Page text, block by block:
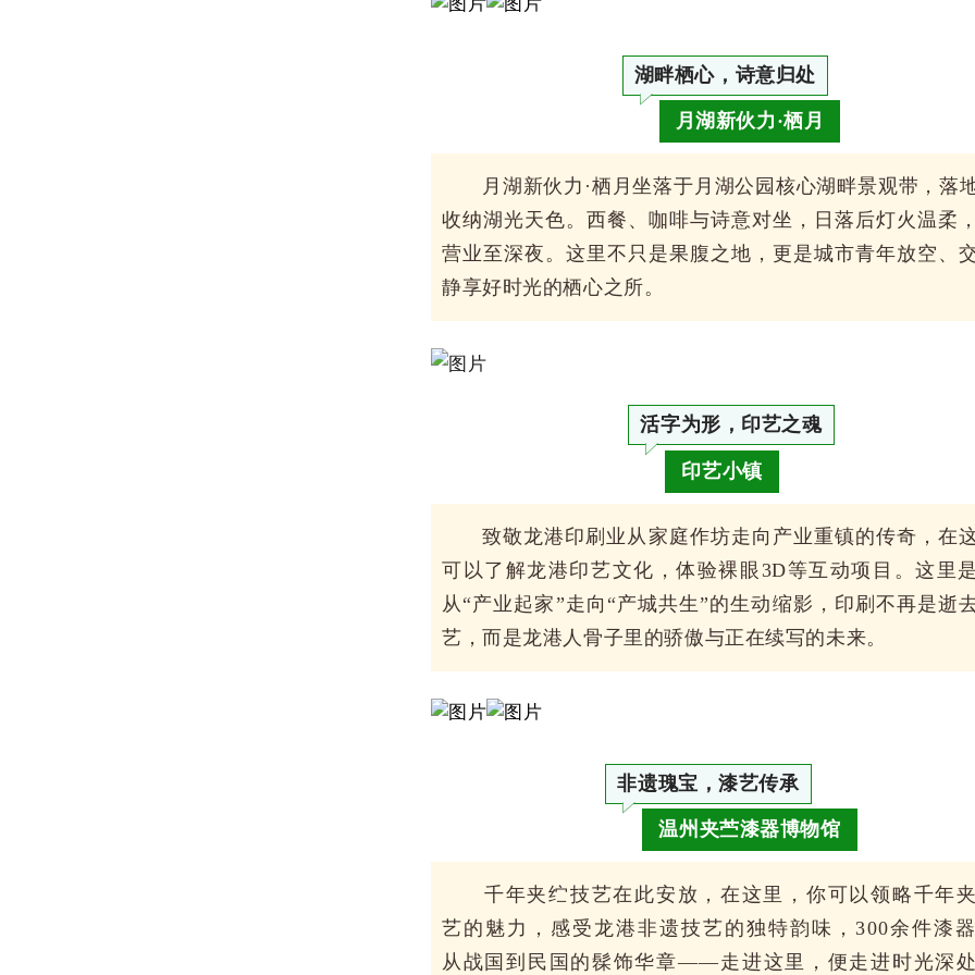
湖畔栖心，诗意归处
月湖新伙力 ·栖月
月湖新伙力·栖月坐落于 月湖公园核心湖畔景观带，落
收纳湖光天色。西餐、咖啡与诗意对坐，日落后灯火温柔
营业至深夜。这里不只是果腹之地，更是城市青年放空、交
静享好时光的栖心之所。
活字为形，印艺之魂
印艺小镇
致敬龙港印刷业从家庭作坊走向产业重镇的传奇，在
可以了解龙港印艺文化，体验裸眼3D等互动项目。这里
从“产业起家”走向“产城共生”的生动缩影，印刷不再是逝
艺，而是龙港人骨子里的骄傲与正在续写的未来。
非遗瑰宝，漆艺传承
温州夹苎漆器博物馆
千年夹纻技艺在此安放，在这里，你可以领略千年
艺的魅力，感受龙港非遗技艺的独特韵味，300余件漆
从战国到民国的髹饰华章——走进这里，便走进时光深